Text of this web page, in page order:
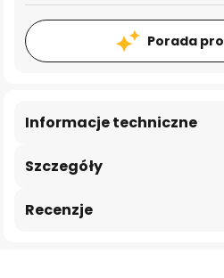
Porada
Szczegóły
Informacje techniczne
Recenzje